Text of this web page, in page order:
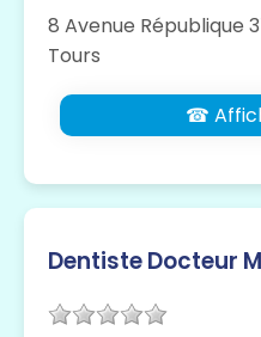
8 Avenue République
Tours
☎
Dentiste Docteur